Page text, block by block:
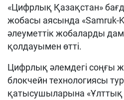
«Цифрлық Қазақстан»
жобасы аясында «Samruk-
әлеуметтік жобаларды
қолдауымен өтті.
Цифрлық әлемдегі соңғы
блокчейн технологиясы
қатысушыларына «Ұлттық